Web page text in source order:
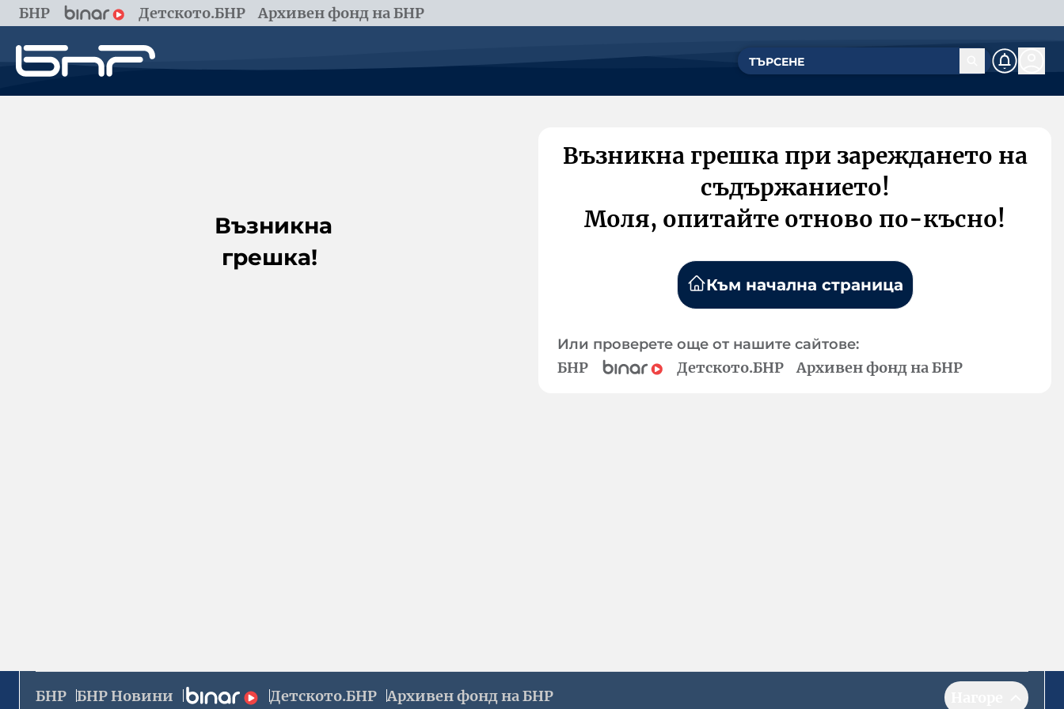
БНР Детското.БНР Архивен фонд на БНР
Възникна
грешка!
Възникна грешка при зареждането на
съдържанието!
Моля, опитайте отново по-късно!
Към начална страница
Или проверете още от нашите сайтове:
БНР Детското.БНР Архивен фонд на БНР
БНР БНР Новини Детското.БНР Архивен фонд на БНР